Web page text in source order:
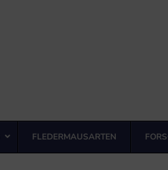
FLEDERMAUSARTEN